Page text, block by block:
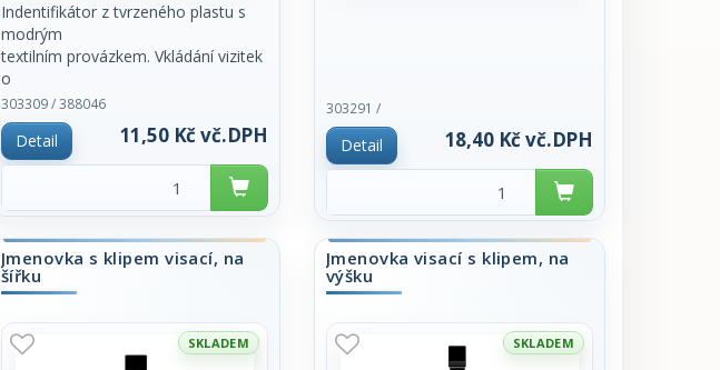
Indentifikátor z tvrzeného plastu s
modrým
textilním provázkem. Vkládání vizitek
o
rozměru 54 x 86 mm. Cena za kus.
303309 / 388046
Detail 11,50 Kč vč.DPH
303291 /
Detail 18,40 Kč vč.DPH
Jmenovka s klipem visací, na
šířku
SKLADEM
Jmenovka visací s klipem, na
výšku
SKLADEM